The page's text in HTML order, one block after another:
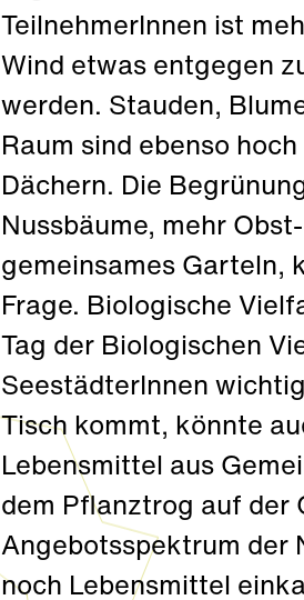
TeilnehmerInnen ist
Wind etwas entgegen
werden. Stauden,
Raum sind ebenso
Dächern. Die
Nussbäume, mehr
gemeinsames Garteln,
Frage. Biologische
Tag der Biologischen
SeestädterInnen
Tisch kommt, könnte
Lebensmittel aus
dem Pflanztrog auf der
Angebotsspektrum der
noch Lebensmittel